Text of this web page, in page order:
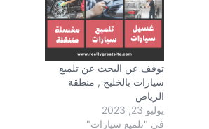
توقف عن البحث عن تلميع
سيارات بالخليج , منطقة
الرياض
يوليو 23, 2023
في "تلميع سيارات"